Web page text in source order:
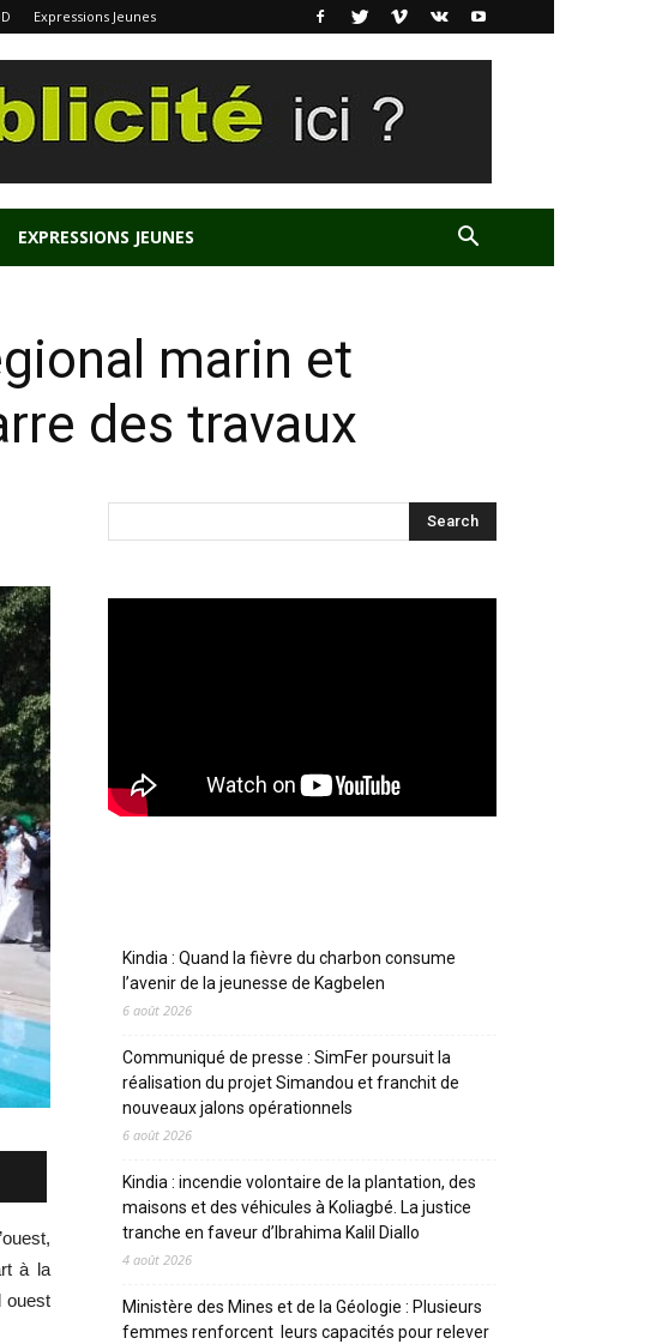
Expressions Jeunes
EXPRESSIONS JEUNES
marin et
des travaux
à la
ouest
Kindia : Quand la fièvre du charbon consume
l’avenir de la jeunesse de Kagbelen
6 août 2026
Communiqué de presse : SimFer poursuit la
réalisation du projet Simandou et franchit de
nouveaux jalons opérationnels
6 août 2026
Kindia : incendie volontaire de la plantation, des
maisons et des véhicules à Koliagbé. La justice
tranche en faveur d’Ibrahima Kalil Diallo
4 août 2026
Ministère des Mines et de la Géologie : Plusieurs
femmes renforcent leurs capacités pour relever